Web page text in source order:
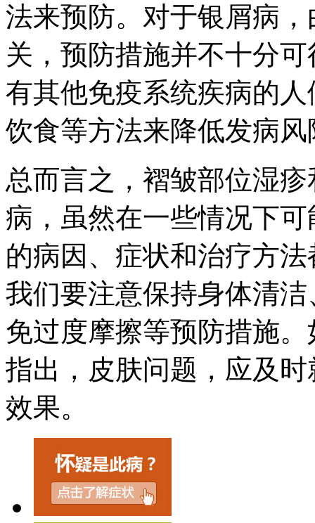
法来预防。对于银屑病
关，预防措施并不十分
有其他免疫系统疾病的
饮食等方法来降低发病风
总而言之，褶皱部位湿
病，虽然在一些情况下
的病因、症状和治疗方
我们要注意保持身体清
免过度摩擦等预防措施
指出，皮肤问题，应及
效果。